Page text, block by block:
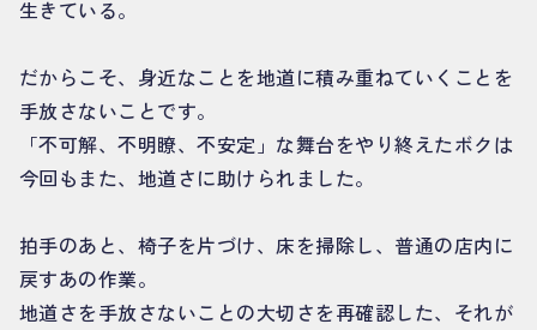
生きている。
だからこそ、身近なことを地道に積み重ねていくことを
手放さないことです。
「不可解、不明瞭、不安定」な舞台をやり終えたボクは
今回もまた、地道さに助けられました。
拍手のあと、椅子を片づけ、床を掃除し、普通の店内に
戻すあの作業。
地道さを手放さないことの大切さを再確認した、それが